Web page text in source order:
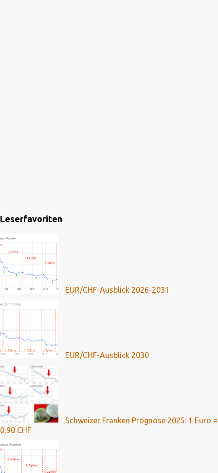
Leserfavoriten
EUR/CHF-Ausblick 2026-2031
EUR/CHF-Ausblick 2030
Schweizer Franken Prognose 2025: 1 Euro =
0,90 CHF